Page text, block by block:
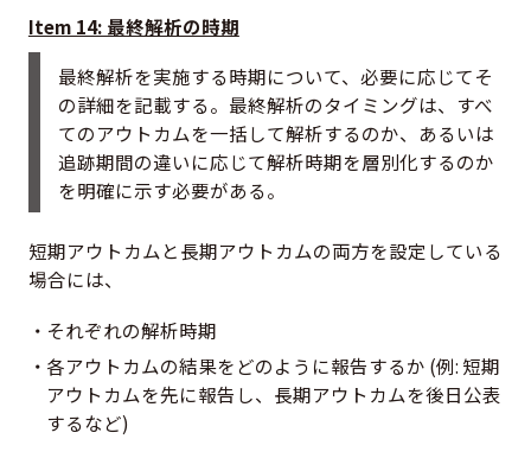
Item 14: 最終解析の時期
最終解析を実施する時期について、必要に応じてそ
の詳細を記載する。最終解析のタイミングは、すべ
てのアウトカムを一括して解析するのか、あるいは
追跡期間の違いに応じて解析時期を層別化するのか
を明確に示す必要がある。
短期アウトカムと長期アウトカムの両方を設定している
場合には、
それぞれの解析時期
各アウトカムの結果をどのように報告するか (例: 短期
アウトカムを先に報告し、長期アウトカムを後日公表
するなど)